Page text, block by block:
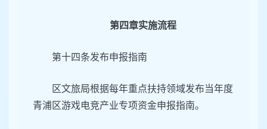
第四章实施流程
第十四条发布申报指南
区文旅局根据每年重点扶持领域发布当年度
青浦区游戏电竞产业专项资金申报指南。